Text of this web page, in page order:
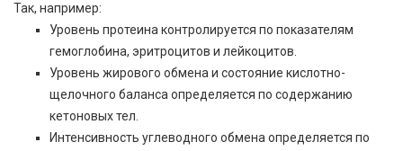
Так, например:
Уровень протеина контролируется по показателям
гемоглобина, эритроцитов и лейкоцитов.
Уровень жирового обмена и состояние кислотно-
щелочного баланса определяется по содержанию
кетоновых тел.
Интенсивность углеводного обмена определяется по